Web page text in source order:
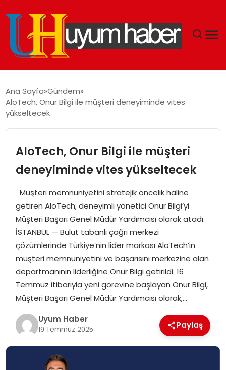
EKONOMI
SPOR
TEKNOLOJI
SAĞLIK
MAGAZIN
YAŞAM
Ana Sayfa Gündem
AloTech, Onur Bilgi ile müşteri deneyiminde vites
yükseltecek
AloTech, Onur Bilgi ile müşteri
deneyiminde vites yükseltecek
Müşteri memnuniyetini stratejik öncelik haline
getiren AloTech, deneyimli yönetici Onur Bilgi’yi
Müşteri Başarı Genel Müdür Yardımcısı olarak atadı.
İSTANBUL — Bulut tabanlı çağrı merkezi
çözümlerinde Türkiye’nin lider markası AloTech’in
müşteri memnuniyetini ve başarısını merkezine alan
departmanının liderliğine Onur Bilgi getirildi. 16
Temmuz itibarıyla yeni görevine başlayan Onur Bilgi,
Müşteri Başarı Genel Müdür Yardımcısı olarak,…
Uyum Haber
19 Temmuz 2025 Paylaş